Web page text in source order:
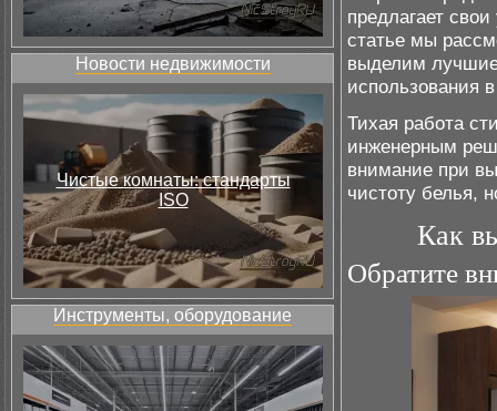
Новости недвижимости
Чистые комнаты: стандарты
ISO
Инструменты, оборудование
предлагает
статье мы
выделим
использования
Тихая работа
инженерным
внимание при
чистоту белья,
Как
Обратите